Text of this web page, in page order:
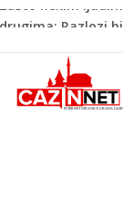
Barbarez o
"birali", a ne
Cazin: Bećirović i
„Kuća Nurije